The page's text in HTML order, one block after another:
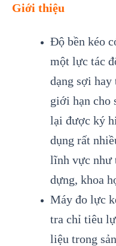
Giới thiệu
Độ bền kéo
một lực tác
dạng sợi
giới hạn cho
lại được ký
dụng rất
lĩnh vực như
dựng, khoa
Máy đo lực
tra chỉ tiêu
liệu trong